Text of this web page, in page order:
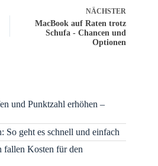
NÄCHSTER
MacBook auf Raten trotz
Schufa - Chancen und
Optionen
und Punktzahl erhöhen –
So geht es schnell und einfach
fallen Kosten für den